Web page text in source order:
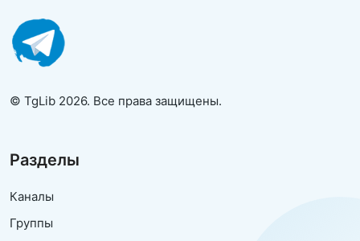
© TgLib 2026. Все права защищены.
Разделы
Каналы
Группы